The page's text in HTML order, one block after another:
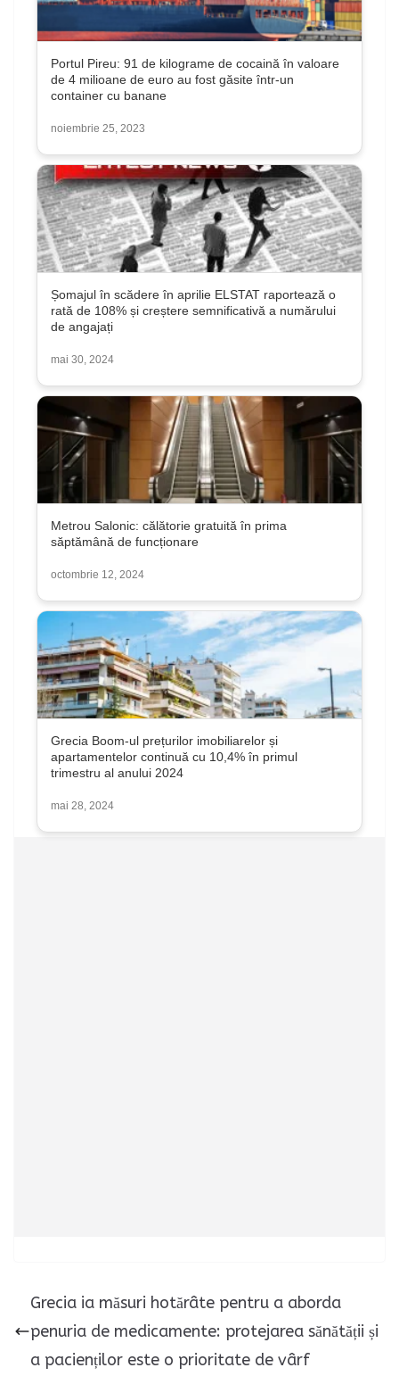
Portul Pireu: 91 de kilograme de cocaină în valoare
de 4 milioane de euro au fost găsite într-un
container cu banane
noiembrie 25, 2023
Șomajul în scădere în aprilie ELSTAT raportează o
rată de 108% și creștere semnificativă a numărului
de angajați
mai 30, 2024
Metrou Salonic: călătorie gratuită în prima
săptămână de funcționare
octombrie 12, 2024
Grecia Boom-ul prețurilor imobiliarelor și
apartamentelor continuă cu 10,4% în primul
trimestru al anului 2024
mai 28, 2024
Grecia ia măsuri hotărâte pentru a aborda
penuria de medicamente: protejarea sănătății și
a pacienților este o prioritate de vârf